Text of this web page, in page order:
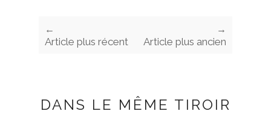
←
Article plus récent
→
Article plus ancien
DANS LE MÊME TIROIR